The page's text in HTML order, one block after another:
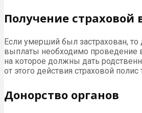
Получение
Если умерший был застрахован, то
выплаты необходимо проведение
на которое должны дать
от этого действия страховой полис
Донорство органов